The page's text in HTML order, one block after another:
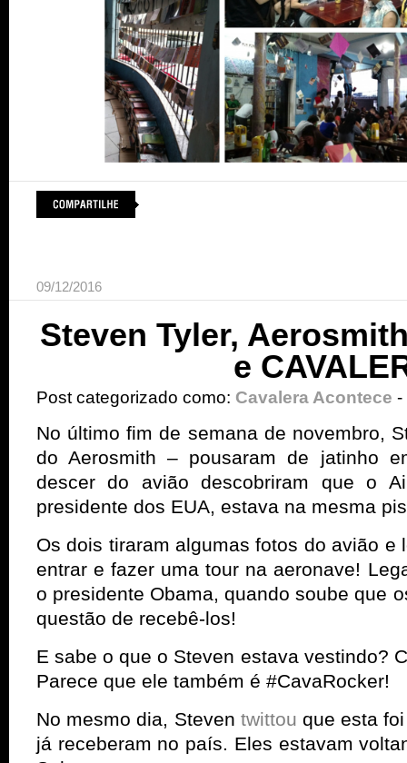
09/12/2016
Steven Tyler,
e
Post categorizado como: Cavalera Acontece -
No último fim de semana de novembro,
do Aerosmith – pousaram de jatinho
descer do avião descobriram que o
presidente dos EUA, estava na mesma
Os dois tiraram algumas fotos do avião e
entrar e fazer uma tour na aeronave!
o presidente Obama, quando soube que
questão de recebê-los!
E sabe o que o Steven estava vestindo?
Parece que ele também é #CavaRocker!
No mesmo dia, Steven twittou que esta foi
já receberam no país. Eles estavam